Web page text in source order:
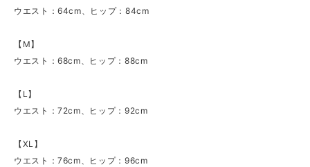
ウエスト：64cm、ヒップ：84cm
【Ⅿ】
ウエスト：68cm、ヒップ：88cm
【Ⅼ】
ウエスト：72cm、ヒップ：92cm
【XL】
ウエスト：76cm、ヒップ：96cm